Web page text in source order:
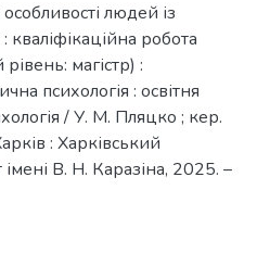
людей із
кваліфікаційна робота
магістр) :
психологія : освітня
/ У. М. Пляцко ; кер.
: Харківський
В. Н. Каразіна, 2025. –